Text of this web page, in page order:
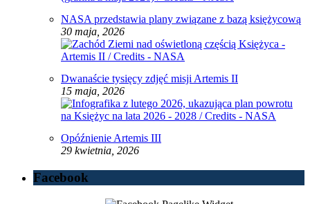
NASA przedstawia plany związane z bazą księżycową
30 maja, 2026
Dwanaście tysięcy zdjęć misji Artemis II
15 maja, 2026
Opóźnienie Artemis III
29 kwietnia, 2026
Facebook